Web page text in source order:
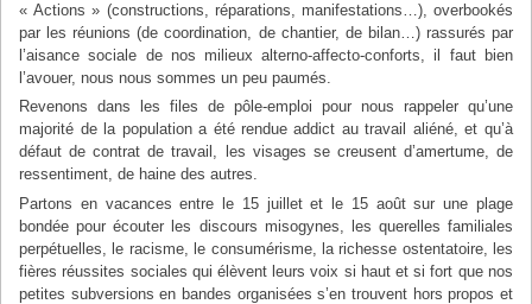
« Actions » (constructions, réparations, manifestations…), overbookés
par les réunions (de coordination, de chantier, de bilan…) rassurés par
l’aisance sociale de nos milieux alterno-affecto-conforts, il faut bien
l’avouer, nous nous sommes un peu paumés.
Revenons dans les files de pôle-emploi pour nous rappeler qu’une
majorité de la population a été rendue addict au travail aliéné, et qu’à
défaut de contrat de travail, les visages se creusent d’amertume, de
ressentiment, de haine des autres.
Partons en vacances entre le 15 juillet et le 15 août sur une plage
bondée pour écouter les discours misogynes, les querelles familiales
perpétuelles, le racisme, le consumérisme, la richesse ostentatoire, les
fières réussites sociales qui élèvent leurs voix si haut et si fort que nos
petites subversions en bandes organisées s’en trouvent hors propos et